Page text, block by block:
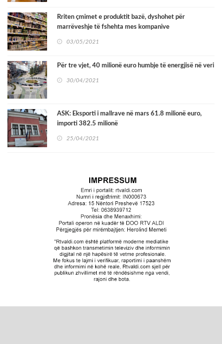
Rriten çmimet e produktit bazë, dyshohet për
marrëveshje të fshehta mes kompanive
03/05/2021
Për tre vjet, 40 milionë euro humbje të energjisë në veri
30/04/2021
ASK: Eksporti i mallrave në mars 61.8 milionë euro,
importi 382.5 milionë
25/04/2021